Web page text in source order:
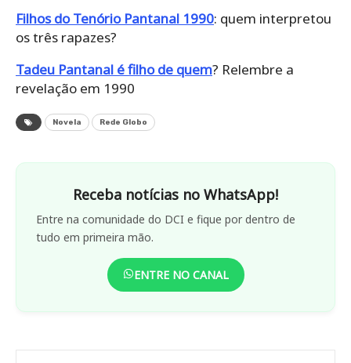
Filhos do Tenório Pantanal 1990: quem interpretou
os três rapazes?
Tadeu Pantanal é filho de quem? Relembre a
revelação em 1990
Novela Rede Globo
Receba notícias no WhatsApp!
Entre na comunidade do DCI e fique por dentro de
tudo em primeira mão.
ENTRE NO CANAL